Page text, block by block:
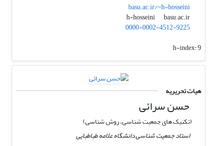
basu.ac.ir/~h-hosseini
h-hosseini
basu.ac.ir
0000-0002-4512-9225
h-index:9
هیات تحریریه
حسن سرائی
(تکنیک های جمعیت شناسی، روش شناسی)
استاد جمعیت شناسی دانشگاه علامه طباطبایی